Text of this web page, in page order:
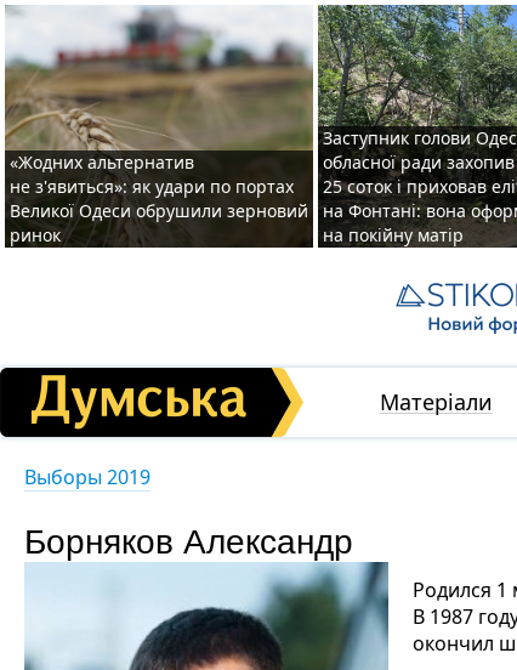
«Жодних альтернатив
не з'явиться»: як удари по портах
Великої Одеси обрушили зерновий
ринок
Заступник голови
обласної ради
25 соток і приховав
на Фонтані: вона
на покійну матір
Матеріали
Выборы 2019
Борняков Александр
Родился 1
В 1987
окончил